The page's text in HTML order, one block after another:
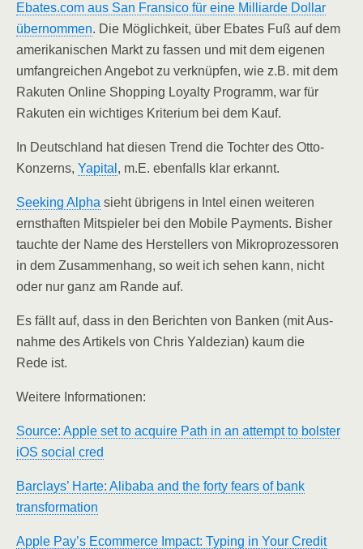
Ebates.com aus San Fran­si­co für eine Mil­li­ar­de Dol­lar
über­nom­men. Die Mög­lich­keit, über Eba­tes Fuß auf dem
ame­ri­ka­ni­schen Markt zu fas­sen und mit dem eige­nen
umfang­rei­chen Ange­bot zu ver­knüp­fen, wie z.B. mit dem
Raku­ten Online Shop­ping Loyal­ty Pro­gramm, war für
Raku­ten ein wich­ti­ges Kri­te­ri­um bei dem Kauf.
In Deutsch­land hat die­sen Trend die Toch­ter des Otto-
Kon­zerns, Yapi­tal , m.E. eben­falls klar erkannt.
See­king Alpha sieht übri­gens in Intel einen wei­te­ren
ernst­haf­ten Mit­spie­ler bei den Mobi­le Pay­ments. Bis­her
tauch­te der Name des Her­stel­lers von Mikro­pro­zes­so­ren
in dem Zusam­men­hang, so weit ich sehen kann, nicht
oder nur ganz am Ran­de auf.
Es fällt auf, dass in den Berich­ten von Ban­ken (mit Aus­
nah­me des Arti­kels von Chris Yal­de­zi­an) kaum die
Rede ist.
Wei­te­re Informationen:
Source: Apple set to acqui­re Path in an attempt to bols­ter
iOS social cred
Bar­clays’ Har­te: Ali­baba and the for­ty fears of bank
transformation
Apple Pay’s Ecom­mer­ce Impact: Typ­ing in Your Cre­dit